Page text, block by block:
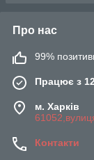
Про нас
99%
Працює з
м. Харків
Контакти